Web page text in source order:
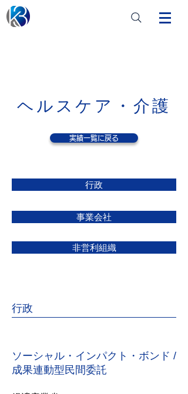
ヘルスケア・介護
実績一覧に戻る
行政
事業会社
非営利組織
行政
ソーシャル・インパクト・ボンド /
成果連動型民間委託